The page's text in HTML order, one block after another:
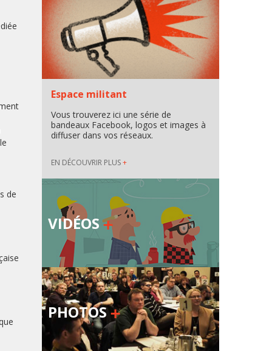
de
Espace militant
Vous trouverez ici une série de
bandeaux Facebook, logos et images à
diffuser dans vos réseaux.
EN DÉCOUVRIR PLUS+
VIDÉOS
PHOTOS